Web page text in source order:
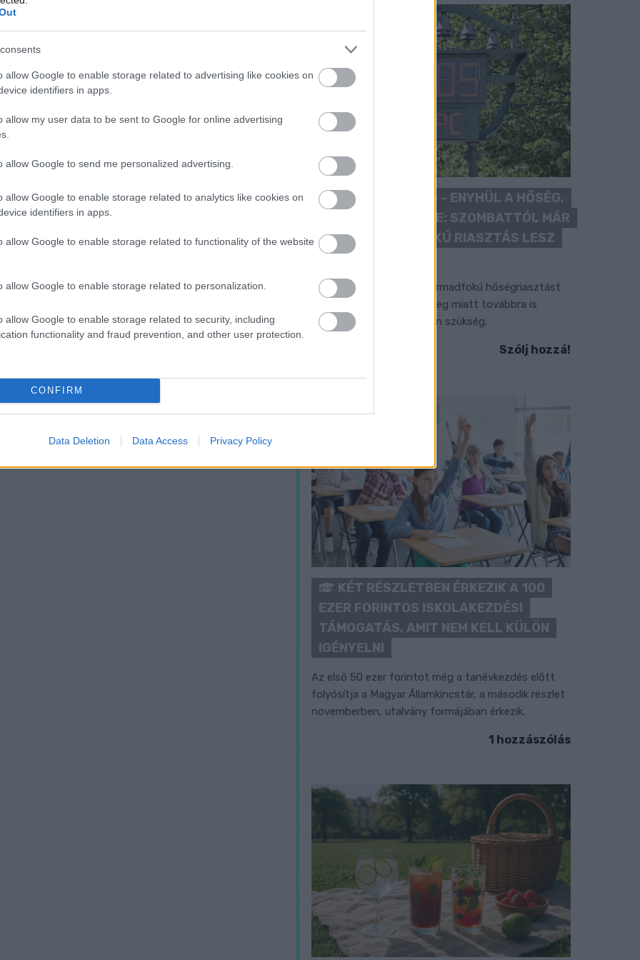
allow Google to enable storage related to advertising like cookies on
identifiers in apps.
allow my user data to be sent to Google for online advertising
allow Google to send me personalized advertising.
allow Google to enable storage related to analytics like cookies on
identifiers in apps.
allow Google to enable storage related to functionality of the website
allow Google to enable storage related to personalization.
allow Google to enable storage related to security, including
functionality and fraud prevention, and other user protection.
CONFIRM
Data Deletion Data Access Privacy Policy
KÁNIKULA 2026 - ENYHÜL A HŐSÉG,
DE MÉG NINCS VÉGE: SZOMBATTÓL MÁR
“CSAK” MÁSODFOKÚ RIASZTÁS LESZ
ÉRVÉNYBEN
A július vége óta tartó harmadfokú hőségriasztást
mérséklik, de a tartós meleg miatt továbbra is
fokozott óvatosságra van szükség.
Szólj hozzá!
KÉT RÉSZLETBEN ÉRKEZIK A 100
EZER FORINTOS ISKOLAKEZDÉSI
TÁMOGATÁS, AMIT NEM KELL KÜLÖN
IGÉNYELNI
Az első 50 ezer forintot még a tanévkezdés előtt
folyósítja a Magyar Államkincstár, a második részlet
novemberben, utalvány formájában érkezik.
1 hozzászólás